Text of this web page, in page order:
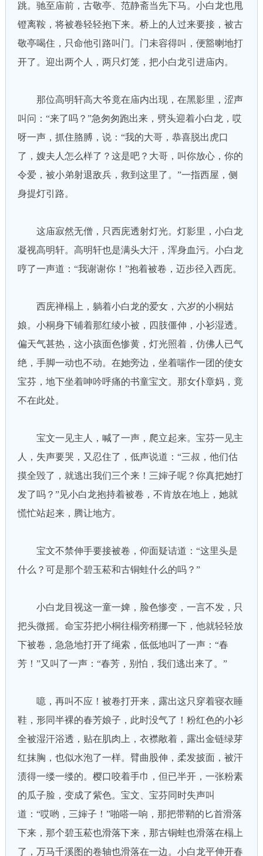
跳。驰至庙前，古敬亭、范静斋当先下马。小白龙也甩
镫离鞍，将被卷轻轻抱下来。桥上的人过来要接，被古
敬亭喝住，只命他引路叫门。门未容得叫，便豁喇地打
开了。迎出两个人，两只灯笼，把小白龙引进庙内。
那位高明轩高大爷竟在庙内出现，在黑影里，涩声
叫问：“来了吗？”急匆匆跑出来，劈头迎着小白龙，哎
呀一声，抓住胳膊，说：“我的大哥，恭喜脱出虎口
了，嫂夫人怎么样了？这是吧？大哥，叫你放心，你的
令爱，被小弟射退敌兵，救到这里了。”一指西屋，侧
身提灯引路。
这庙寂然无僧，只西庑透射灯光。灯影里，小白龙
凝视高明轩。高明轩也是满头大汗，浑身血污。小白龙
哼了一声道：“我谢谢你！”抱着被卷，迈步径入西庑。
西庑禅榻上，躺着小白龙的爱女，六岁的小桐姑
娘。小桐身下铺着那红绫小被，四肢僵伸，小衫湿透。
偏天气甚热，这小孩面色惨黄，灯光照着，仿佛人已气
绝，手脚一动也不动。在她旁边，坐着喘作一团的使女
宝芬，地下坐着呻吟呼痛的书童宝文。那女仆章妈，竟
不在此处。
宝文一见主人，喊了一声，爬立起来。宝芬一见主
人，失声要哭，又忍住了，低声说道：“三叔，他们估
摸全毁了，就逃出我们三个来！三婶子呢？你真把她打
发了吗？”见小白龙抱持着被卷，不肯放在地上，她就
慌忙站起来，腾让地方。
宝文不禁伸手要接被卷，仰面疑诘道：“这里头是
什么？可是那个碧玉菘和古铜蛙什么的吗？”
小白龙目视这一童一婢，脸色惨变，一言不发，只
把头微摇。命宝芬把小桐往榻旁稍挪一下，他就轻轻放
下被卷，急急地打开了绳索，低低地叫了一声：“春
芳！”又叫了一声：“春芳，别怕，我们逃出来了。”
噫，再叫不应！被卷打开来，露出这只穿着寝衣睡
鞋，形同半裸的春芳娘子，此时没气了！粉红色的小衫
全被湿汗浴透，贴在肌肉上，衣襟敞着，露出金链绿芽
红抹胸，也似水泡了一样。臂曲股伸，柔发披面，被汗
渍得一缕一缕的。樱口咬着手巾，但已半开，一张粉素
的瓜子脸，变成了紫色。宝文、宝芬同时失声叫
道：“哎哟，三婶子！”啪嗒一响，那把带鞘的匕首滑落
下来，那个碧玉菘也滑落下来，那古铜蛙也滑落在榻上
了，万马千溪图的卷轴也滑落在一边。小白龙平伸开春